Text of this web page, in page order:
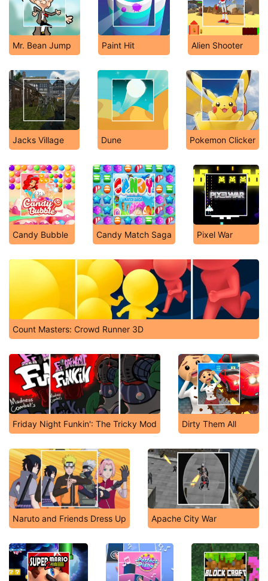
Mr. Bean Jump Paint Hit Alien Shooter
Jacks Village Dune Pokemon Clicker
Candy Bubble Candy Match Saga Pixel War
Count Masters: Crowd Runner 3D
Friday Night Funkin': The Tricky Mod Dirty Them All
Naruto and Friends Dress Up Apache City War